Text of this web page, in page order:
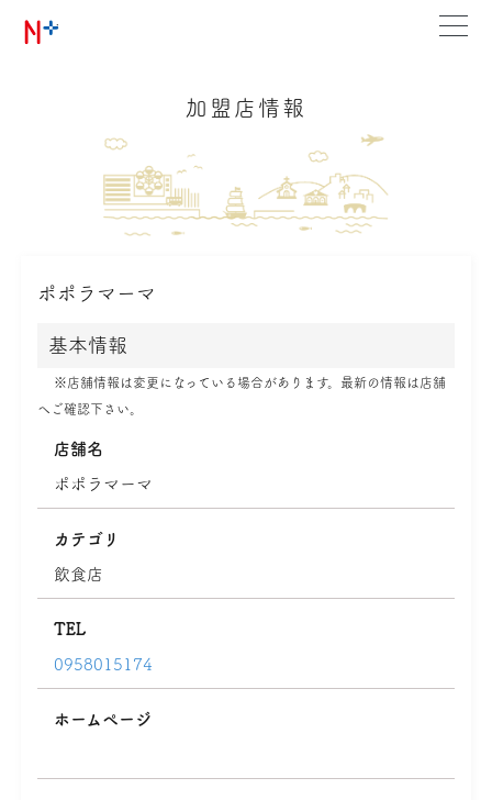
加盟店情報
ポポラマーマ
基本情報
※店舗情報は変更になっている場合があります。最新の情報は店舗
へご確認下さい。
店舗名
ポポラマーマ
カテゴリ
飲食店
TEL
0958015174
ホームページ